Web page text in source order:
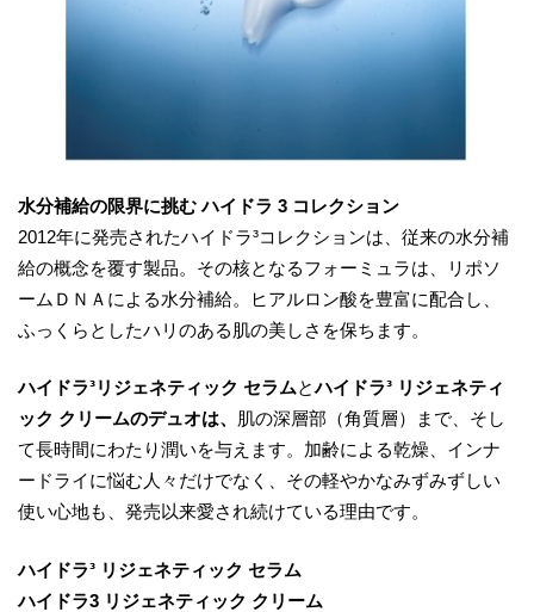
水分補給の限界に挑む ハイドラ 3 コレクション
2012年に発売されたハイドラ³コレクションは、従来の水分補
給の概念を覆す製品。その核となるフォーミュラは、リポソ
ームＤＮＡによる水分補給。ヒアルロン酸を豊富に配合し、
ふっくらとしたハリのある肌の美しさを保ちます。
ハイドラ³リジェネティック セラムとハイドラ³ リジェネティ
ック クリームのデュオは、 肌の深層部（角質層）まで、そし
て長時間にわたり潤いを与えます。加齢による乾燥、インナ
ードライに悩む人々だけでなく、その軽やかなみずみずしい
使い心地も、発売以来愛され続けている理由です。
ハイドラ³ リジェネティック セラム
ハイドラ3 リジェネティック クリーム